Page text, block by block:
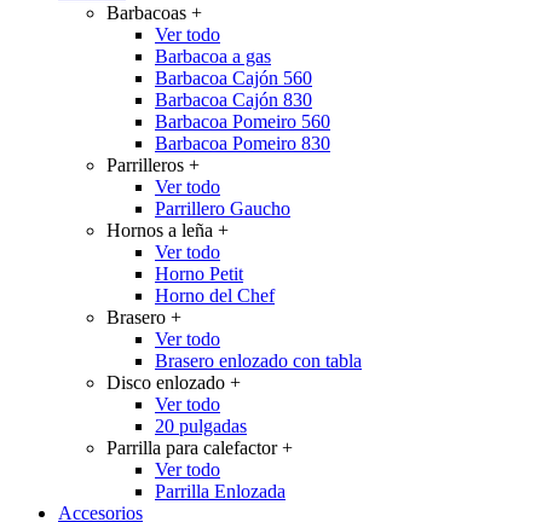
Barbacoas +
Ver todo
Barbacoa a gas
Barbacoa Cajón 560
Barbacoa Cajón 830
Barbacoa Pomeiro 560
Barbacoa Pomeiro 830
Parrilleros +
Ver todo
Parrillero Gaucho
Hornos a leña +
Ver todo
Horno Petit
Horno del Chef
Brasero +
Ver todo
Brasero enlozado con tabla
Disco enlozado +
Ver todo
20 pulgadas
Parrilla para calefactor+
Ver todo
Parrilla Enlozada
Accesorios